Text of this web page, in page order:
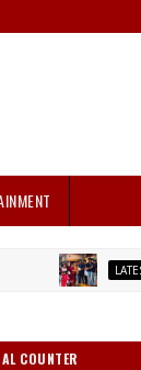
LATEST NEWS
COUNTER